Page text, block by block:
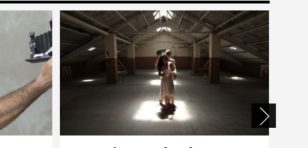
de acción esenciales la apuesta por...